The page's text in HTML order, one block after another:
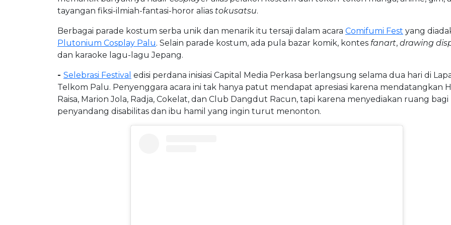
tayangan fiksi-ilmiah-fantasi-horor alias tokusatsu.
Berbagai parade kostum serba unik dan menarik itu tersaji dalam acara Comifumi Fest yang
Plutonium Cosplay Palu. Selain parade kostum, ada pula bazar komik, kontes fanart, drawing
dan karaoke lagu-lagu Jepang.
- Selebrasi Festival edisi perdana inisiasi Capital Media Perkasa berlangsung selama dua hari di
Telkom Palu. Penyenggara acara ini tak hanya patut mendapat apresiasi karena mendatangkan
Raisa, Marion Jola, Radja, Cokelat, dan Club Dangdut Racun, tapi karena menyediakan ruang bagi
penyandang disabilitas dan ibu hamil yang ingin turut menonton.